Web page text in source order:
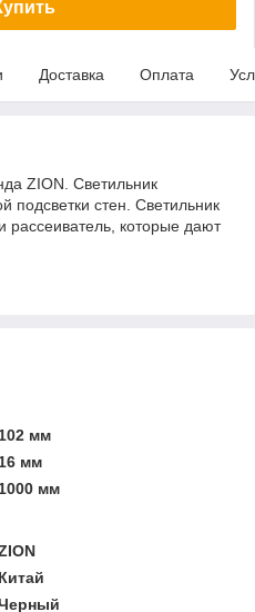
Доставка Оплата
ZION. Светильник
подсветки стен. Светильник
рассеиватель, которые дают
102 мм
16 мм
1000 мм
Китай